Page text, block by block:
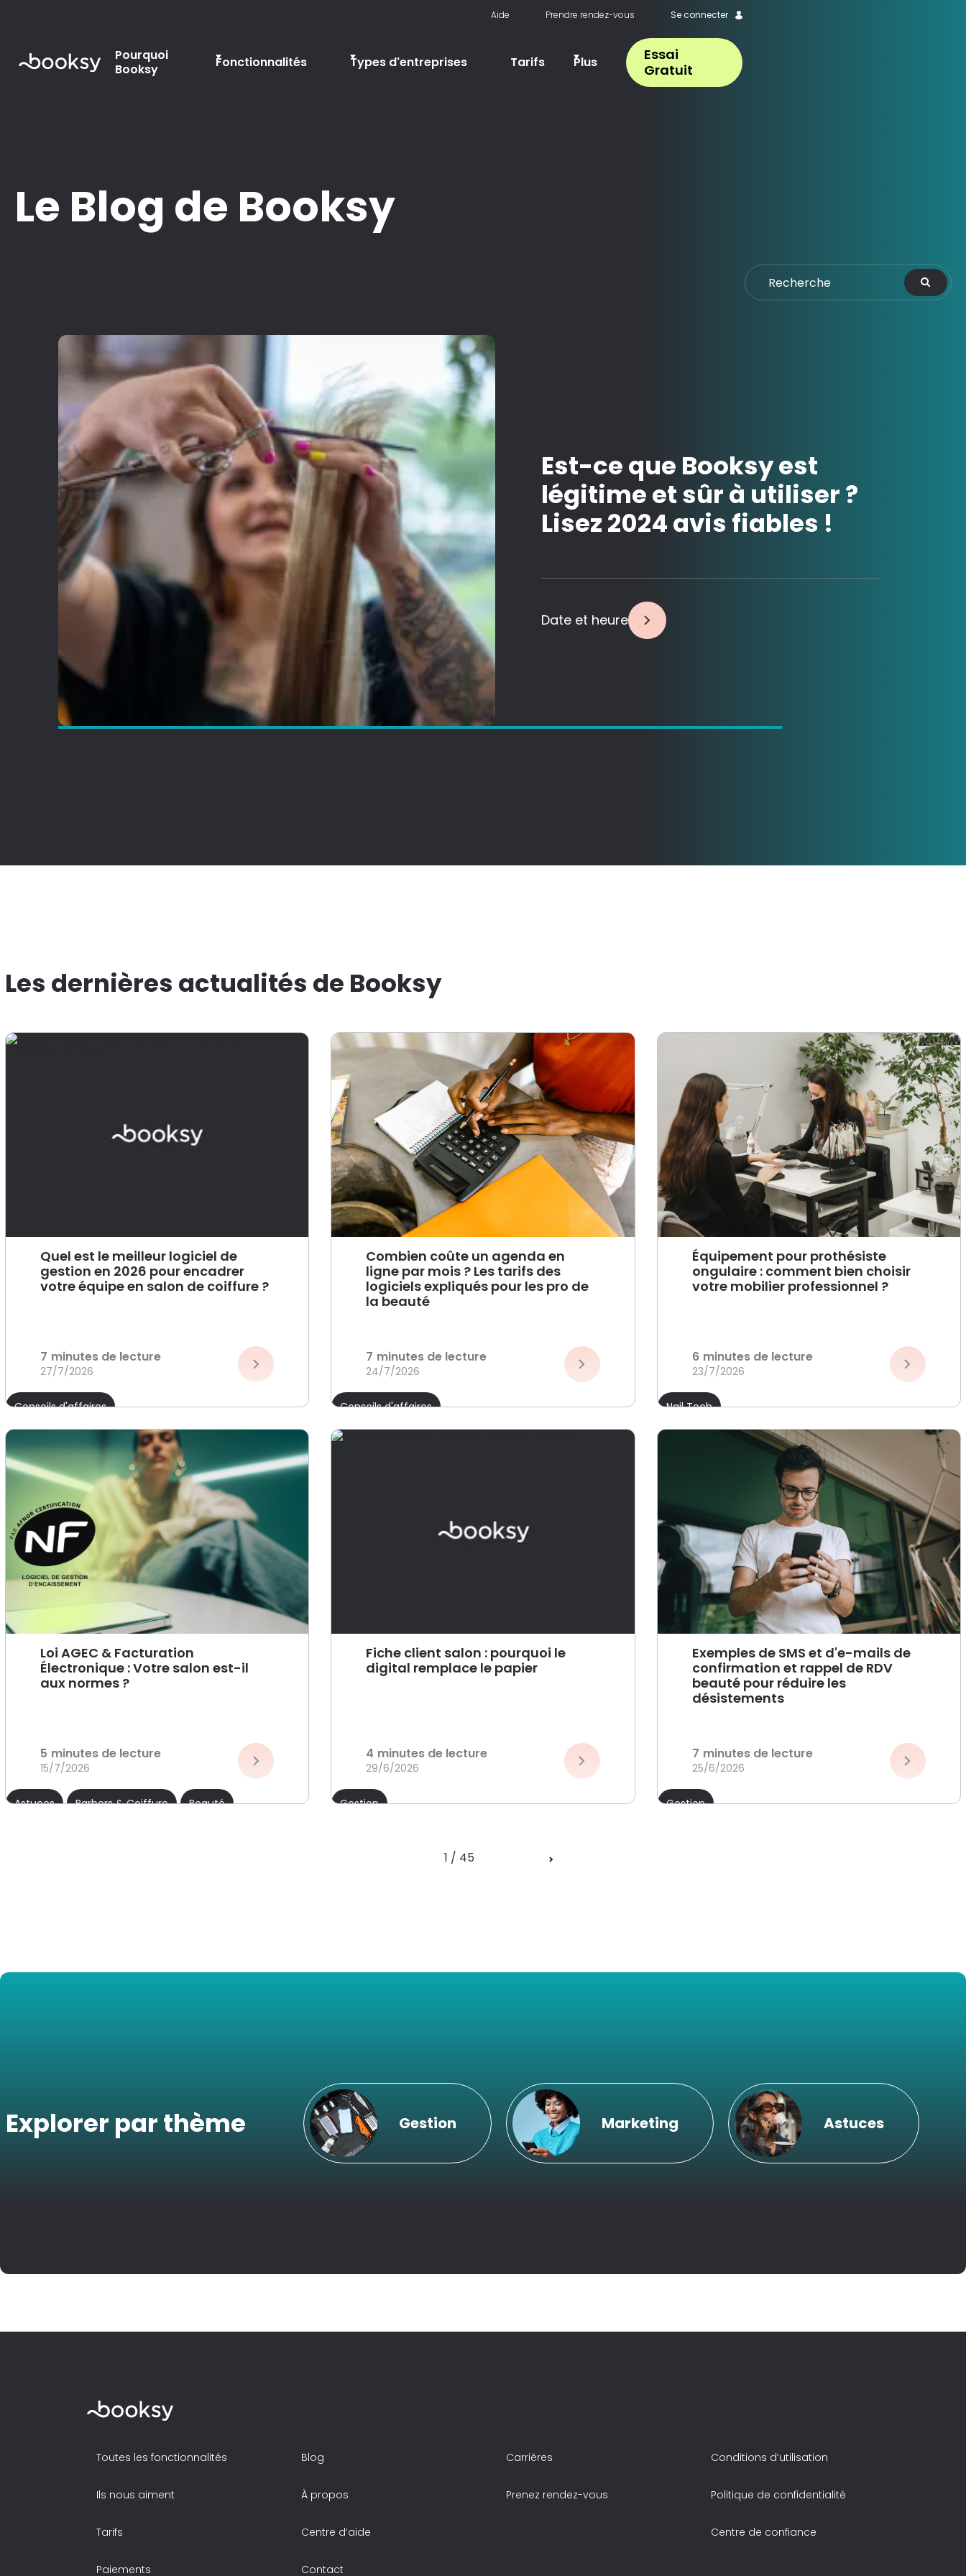
Aide Prendre rendez-vous Se connecter
Pourquoi
Booksy
Fonctionnalités Types d'entreprises Tarifs Plus
Essai
Gratuit
Le Blog de Booksy
Est-ce que Booksy est
légitime et sûr à utiliser ?
Lisez 2024 avis fiables !
Date et heure
Les dernières actualités de Booksy
Quel est le meilleur logiciel de
gestion en 2026 pour encadrer
votre équipe en salon de coiffure ?
7 minutes de lecture
27/7/2026
Conseils d'affaires
Combien coûte un agenda en
ligne par mois ? Les tarifs des
logiciels expliqués pour les pro de
la beauté
7 minutes de lecture
24/7/2026
Conseils d'affaires
Équipement pour prothésiste
ongulaire : comment bien choisir
votre mobilier professionnel ?
6 minutes de lecture
23/7/2026
Nail Tech
Loi AGEC & Facturation
Électronique : Votre salon est-il
aux normes ?
5 minutes de lecture
15/7/2026
Astuces Barbers & Coiffure Beauté
Fiche client salon : pourquoi le
digital remplace le papier
4 minutes de lecture
29/6/2026
Gestion
Exemples de SMS et d'e-mails de
confirmation et rappel de RDV
beauté pour réduire les
désistements
7 minutes de lecture
25/6/2026
Gestion
1 / 45
Explorer par thème Gestion Marketing Astuces
Toutes les fonctionnalités
Ils nous aiment
Tarifs
Paiements
Blog
À propos
Centre d’aide
Contact
Carrières
Prenez rendez-vous
Conditions d’utilisation
Politique de confidentialité
Centre de confiance